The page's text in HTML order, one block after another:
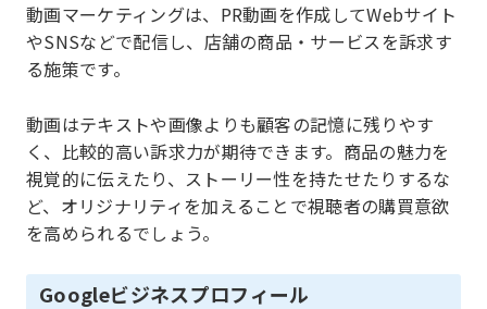
動画マーケティングは、PR動画を作成してWebサイト
やSNSなどで配信し、店舗の商品・サービスを訴求す
る施策です。
動画はテキストや画像よりも顧客の記憶に残りやす
く、比較的高い訴求力が期待できます。商品の魅力を
視覚的に伝えたり、ストーリー性を持たせたりするな
ど、オリジナリティを加えることで視聴者の購買意欲
を高められるでしょう。
Googleビジネスプロフィール